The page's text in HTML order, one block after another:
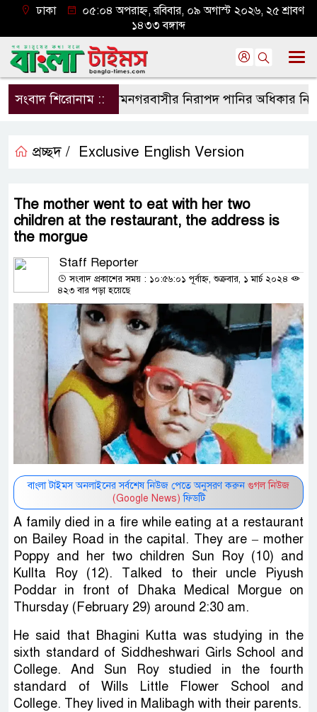
ঢাকা
০৫:০৪ অপরাহ্ন, রবিবার, ০৯ অগাস্ট ২০২৬, ২৫ শ্রাবণ
১৪৩৩ বঙ্গাব্দ
সংবাদ শিরোনাম ::শ্যামনগরবাসীর নিরাপদ পানির অধিকার নিশ্চিত
প্রচ্ছদ / Exclusive English Version
The mother went to eat with her two
children at the restaurant, the address is
the morgue
Staff Reporter
সংবাদ প্রকাশের সময় : ১০:৫৬:০১ পূর্বাহ্ন, শুক্রবার, ১ মার্চ ২০২৪
৪২৩ বার পড়া হয়েছে
বাংলা টাইমস অনলাইনের সর্বশেষ নিউজ পেতে অনুসরণ করুন গুগল নিউজ
(Google News) ফিডটি
A family died in a fire while eating at a restaurant
on Bailey Road in the capital. They are – mother
Poppy and her two children Sun Roy (10) and
Kullta Roy (12). Talked to their uncle Piyush
Poddar in front of Dhaka Medical Morgue on
Thursday (February 29) around 2:30 am.
He said that Bhagini Kutta was studying in the
sixth standard of Siddheshwari Girls School and
College. And Sun Roy studied in the fourth
standard of Wills Little Flower School and
College. They lived in Malibagh with their parents.